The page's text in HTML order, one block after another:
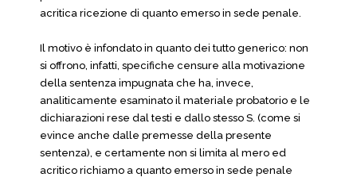
acritica ricezione di quanto emerso in sede penale.
Il motivo è infondato in quanto dei tutto generico: non
si offrono, infatti, specifiche censure alla motivazione
della sentenza impugnata che ha, invece,
analiticamente esaminato il materiale probatorio e le
dichiarazioni rese dal testi e dallo stesso S. (come si
evince anche dalle premesse della presente
sentenza), e certamente non si limita al mero ed
acritico richiamo a quanto emerso in sede penale